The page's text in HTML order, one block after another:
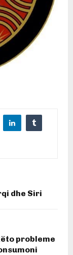
dhe Siri
probleme